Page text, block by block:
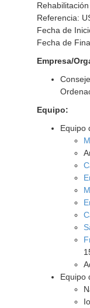
Referencia:
Fecha de
Fecha de
Empresa/
Equipo:
Equipo
Equipo